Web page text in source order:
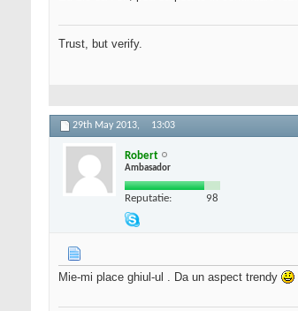
Trust, but verify.
29th May 2013, 13:03
Robert
Ambasador
Reputatie: 98
Mie-mi place ghiul-ul . Da un aspect trendy